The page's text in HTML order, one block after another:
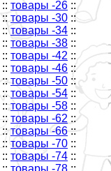
:: товары -26 ::
:: товары -30 ::
:: товары -34 ::
:: товары -38 ::
:: товары -42 ::
:: товары -46 ::
:: товары -50 ::
:: товары -54 ::
::товары -58 ::
:: товары -62 ::
::товары -66 ::
:: товары -70 ::
:: товары -74 ::
:: товары -78 ::